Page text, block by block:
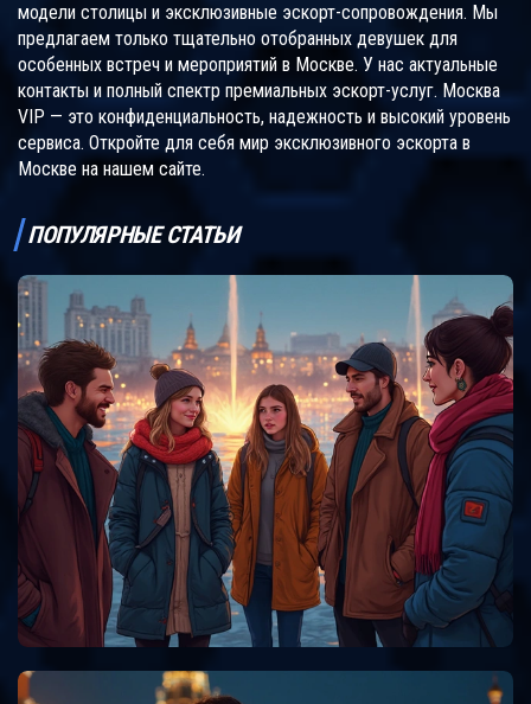
модели столицы и эксклюзивные эскорт-сопровождения. Мы
предлагаем только тщательно отобранных девушек для
особенных встреч и мероприятий в Москве. У нас актуальные
контакты и полный спектр премиальных эскорт-услуг. Москва
VIP — это конфиденциальность, надежность и высокий уровень
сервиса. Откройте для себя мир эксклюзивного эскорта в
Москве на нашем сайте.
ПОПУЛЯРНЫЕ СТАТЬИ